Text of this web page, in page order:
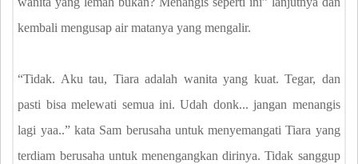
kembali mengusap air matanya yang mengalir.
“Tidak. Aku tau, Tiara adalah wanita yang kuat. Tegar, dan
pasti bisa melewati semua ini. Udah donk... jangan menangis
lagi yaa..” kata Sam berusaha untuk menyemangati Tiara yang
terdiam berusaha untuk menengangkan dirinya. Tidak sanggup